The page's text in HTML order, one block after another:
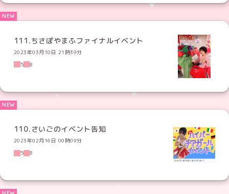
111.ちさぽやまふファイナルイベント
2023年03月10日 21時39分
5
8
110.さいごのイベント告知
2023年02月16日 00時09分
5
8